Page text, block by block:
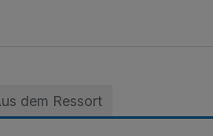
dem Ressort